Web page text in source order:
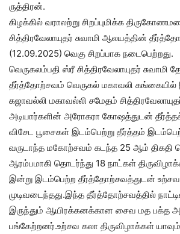
ருத்திரன்.
கிழக்கில் வராலற்று சிறப்புமிக்க
சித்திரவேலாயுதர் சுவாமி ஆலயத்தின்
(12.09.2025) வெகு சிறப்பாக நடைபெற்றது.
வெருகலம்பதி ஸ்ரீ சித்திரவேலாயுதர்
தீர்த்தோற்சவம் வெருகல் மகாவலி கங்கையில்
கஜாவல்லி மகாவல்லி சமேதம்
அடியார்களின் அரோகரா கோஷத்துடன்
விசேட பூசைகள் இடம்பெற்று தீர்த்தம்
வருடாந்த மகோற்சவம் கடந்த 25 ஆம் திகதி
ஆரம்பமாகி தொடர்ந்து 18 நாட்கள்
இன்று இடம்பெற்ற தீர்த்தோற்சவத்துடன்
முடிவடைந்தது.இந்த தீர்த்தோற்சவத்தில்
இருந்தும் ஆயிரக்கனக்கான சைவ மத பக்த
பங்கேற்றனர்.உற்சவ கலா திருவிழாக்கள் யாவும்